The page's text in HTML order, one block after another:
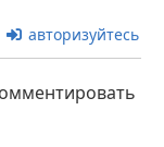
авторизуйтесь